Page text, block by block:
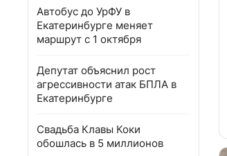
Автобус до УрФУ в
Екатеринбурге меняет
маршрут с 1 октября
Депутат объяснил рост
агрессивности атак БПЛА в
Екатеринбурге
Свадьба Клавы Коки
обошлась в 5 миллионов